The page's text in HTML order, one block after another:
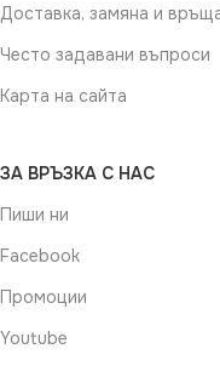
Доставка, замяна и
Често задавани въпроси
Карта на сайта
ЗА ВРЪЗКА С НАС
Пиши ни
Facebook
Промоции
Youtube